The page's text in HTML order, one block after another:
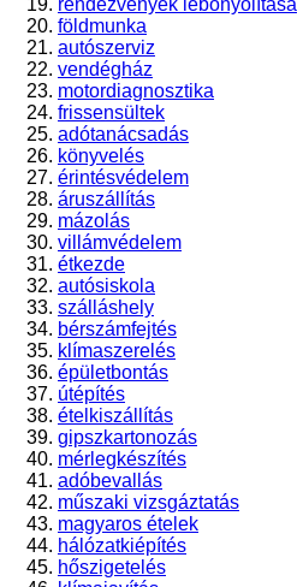
rendezvények lebonyolítása
földmunka
autószerviz
vendégház
motordiagnosztika
frissensültek
adótanácsadás
könyvelés
érintésvédelem
áruszállítás
mázolás
villámvédelem
étkezde
autósiskola
szálláshely
bérszámfejtés
klímaszerelés
épületbontás
útépítés
ételkiszállítás
gipszkartonozás
mérlegkészítés
adóbevallás
műszaki vizsgáztatás
magyaros ételek
hálózatkiépítés
hőszigetelés